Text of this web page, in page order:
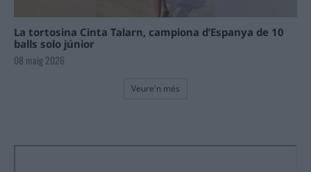
La tortosina Cinta Talarn, campiona d’Espanya de 10
balls solo júnior
08 maig 2026
Veure'n més